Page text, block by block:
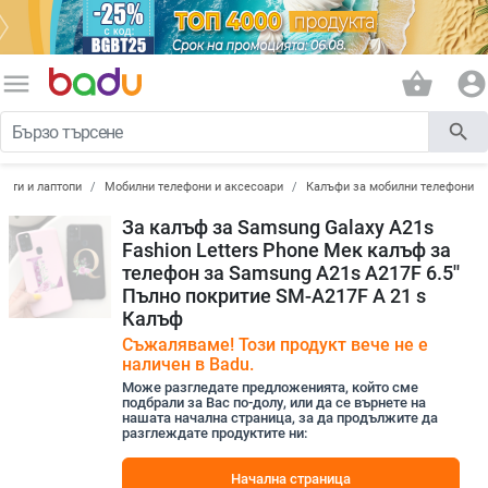
menu shopping_basket account_circle
search
и лаптопи Мобилни телефони и аксесоари Калъфи за мобилни телефони
За калъф за Samsung Galaxy A21s
Fashion Letters Phone Мек калъф за
телефон за Samsung A21s A217F 6.5''
Пълно покритие SM-A217F A 21 s
Калъф
Съжаляваме! Този продукт вече не е
наличен в Badu.
Може разгледате предложенията, който сме
подбрали за Вас по-долу, или да се върнете на
нашата начална страница, за да продължите да
разглеждате продуктите ни:
Начална страница